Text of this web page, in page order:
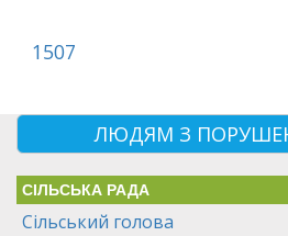
1507
ЛЮДЯМ З
СІЛЬСЬКА РАДА
Сільський голова